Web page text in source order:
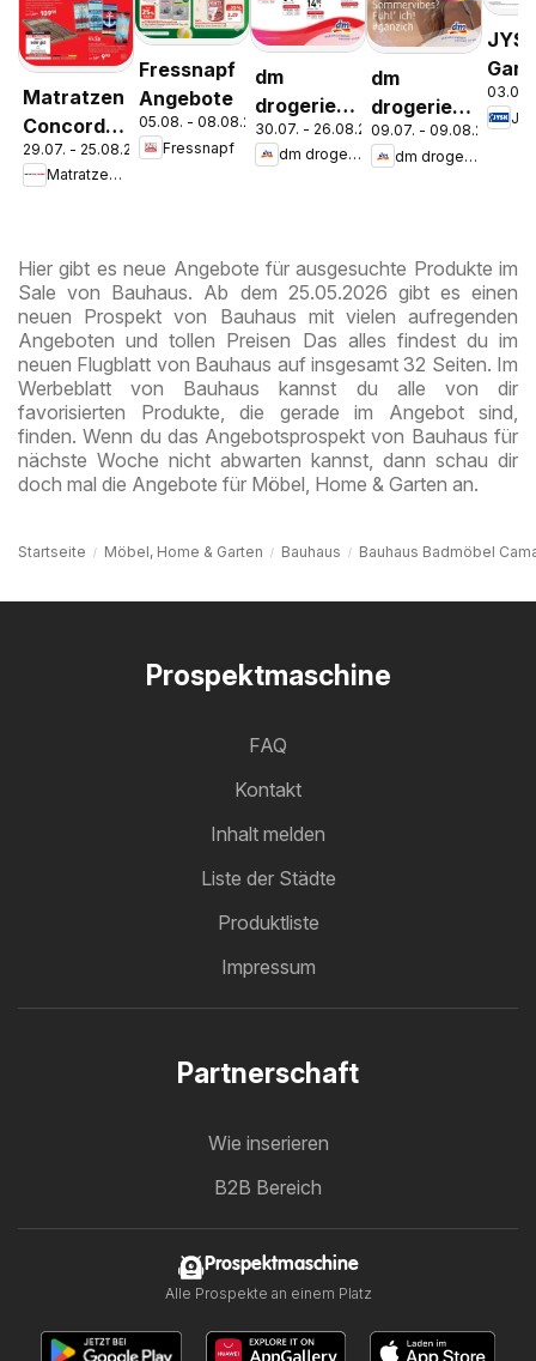
Matratzen
Concord
Vösendorf
29.07. - 25.08.2026
Matratzen Concord
Fressnapf
Angebote
05.08. - 08.08.2026
Fressnapf
dm
drogerie
markt
Journal
30.07. - 26.08.2026
dm drogerie markt
dm
drogerie
markt
Journal
09.07. - 09.08.2026
dm drogerie markt
03.08.
Hier gibt es neue Angebote für ausgesuchte Produkte im
Sale von Bauhaus. Ab dem 25.05.2026 gibt es einen
neuen Prospekt von Bauhaus mit vielen aufregenden
Angeboten und tollen Preisen Das alles findest du im
neuen Flugblatt von Bauhaus auf insgesamt 32 Seiten. Im
Werbeblatt von Bauhaus kannst du alle von dir
favorisierten Produkte, die gerade im Angebot sind,
finden. Wenn du das Angebotsprospekt von Bauhaus für
nächste Woche nicht abwarten kannst, dann schau dir
doch mal die Angebote für Möbel, Home & Garten an.
Startseite Möbel, Home & Garten Bauhaus Bauhaus Badmöbel
Prospektmaschine
FAQ
Kontakt
Inhalt melden
Liste der Städte
Produktliste
Impressum
Partnerschaft
Wie inserieren
B2B Bereich
Prospektmaschine
Alle Prospekte an einem Platz